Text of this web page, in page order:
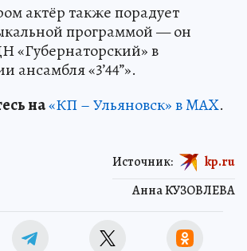
актёр также порадует
программой — он
«Губернаторский» в
«3’44’’».
на«КП – Ульяновск» в MAX.
Анна КУЗОВЛЕВА
Источник: kp.ru